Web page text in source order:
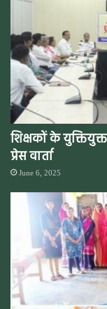
शिक्षकों के
प्रेस वार्ता
June 6, 2025